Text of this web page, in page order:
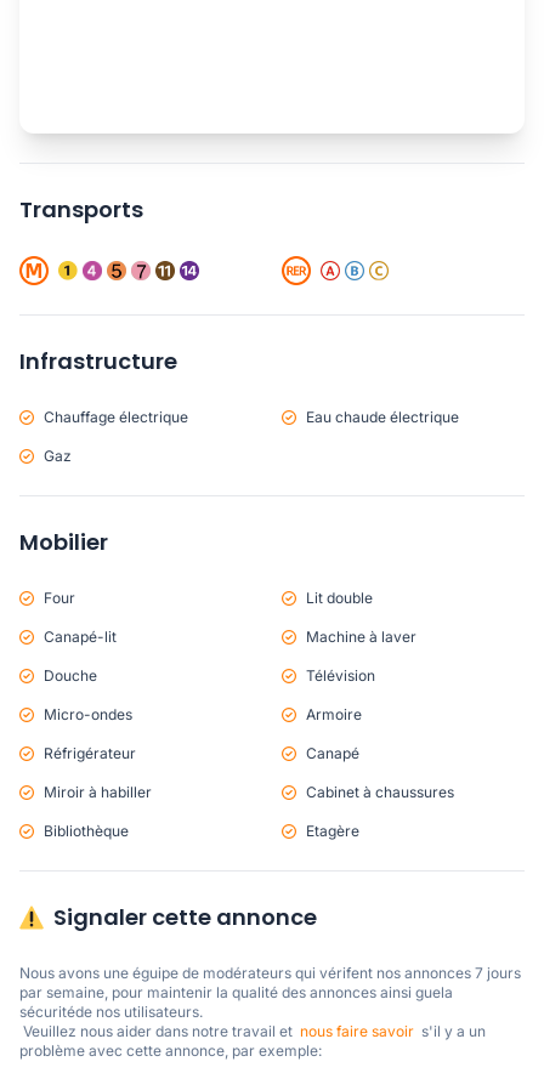
Transports
Infrastructure
Chauffage électrique Eau chaude électrique
Gaz
Mobilier
Four Lit double
Canapé-lit Machine à laver
Douche Télévision
Micro-ondes Armoire
Réfrigérateur Canapé
Miroir à habiller Cabinet à chaussures
Bibliothèque Etagère
Signaler cette annonce
Nous avons une éguipe de modérateurs qui vérifent nos annonces 7 jours
par semaine, pour maintenir la qualité des annonces ainsi guela
sécuritéde nos utilisateurs.
Veuillez nous aider dans notre travail et nous faire savoir
  s'il y a un
problème avec cette annonce, par exemple: